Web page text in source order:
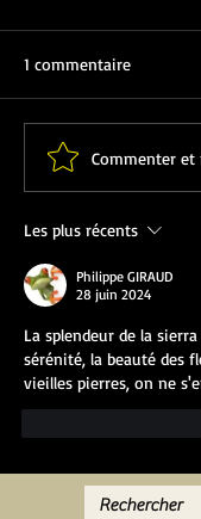
1 commentaire
Commenter et
Les plus récents
Philippe GIRAUD
28 juin 2024
La splendeur de la sierra
sérénité, la beauté des
vieilles pierres, on ne